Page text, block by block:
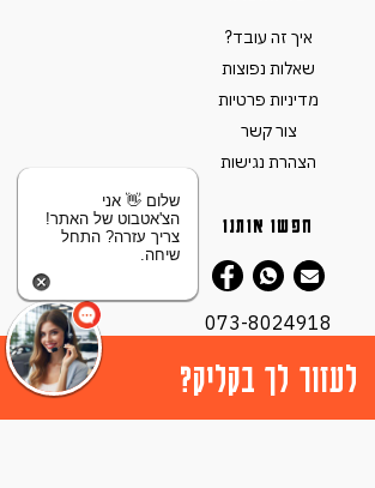
לעזור לך בקליק?
איך זה עובד?
שאלות נפוצות
מדיניות פרטיות
צור קשר
הצהרת נגישות
חפשו אותנו
073-8024918
© כל הזכויות שמורות ל -2026 XCAR
שלום 👋 אני
הצ'אטבוט של האתר!
צריך עזרה? התחל
שיחה.